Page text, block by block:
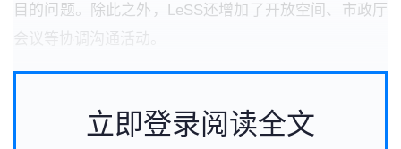
目的问题。除此之外，LeSS还增加了开放空间、市政厅
会议等协调沟通活动。
立即登录阅读全文